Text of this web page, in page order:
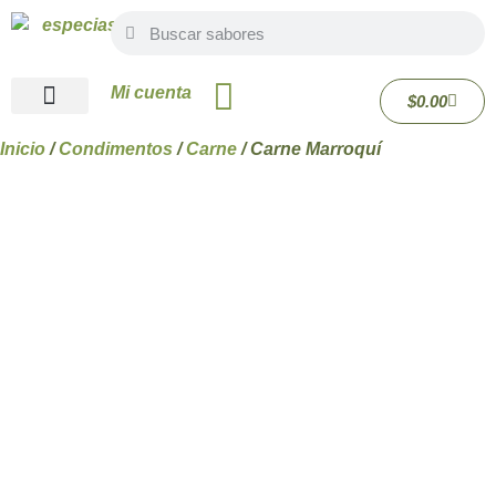
Mi cuenta $0.00
Inicio /Condimentos /Carne / Carne Marroquí